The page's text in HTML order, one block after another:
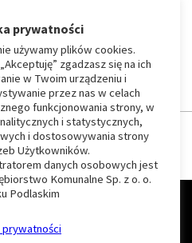
⏶
do
strony
Computer Plus Sp. z o.o.
(cookies) w celu
podczas korzystania
prywatności
używamy plików cookies.
zgadzasz się na ich
w Twoim urządzeniu i
przez nas w celach
funkcjonowania strony, w
i statystycznych,
i dostosowywania strony
Użytkowników.
danych osobowych jest
Komunalne Sp. z o. o.
Podlaskim